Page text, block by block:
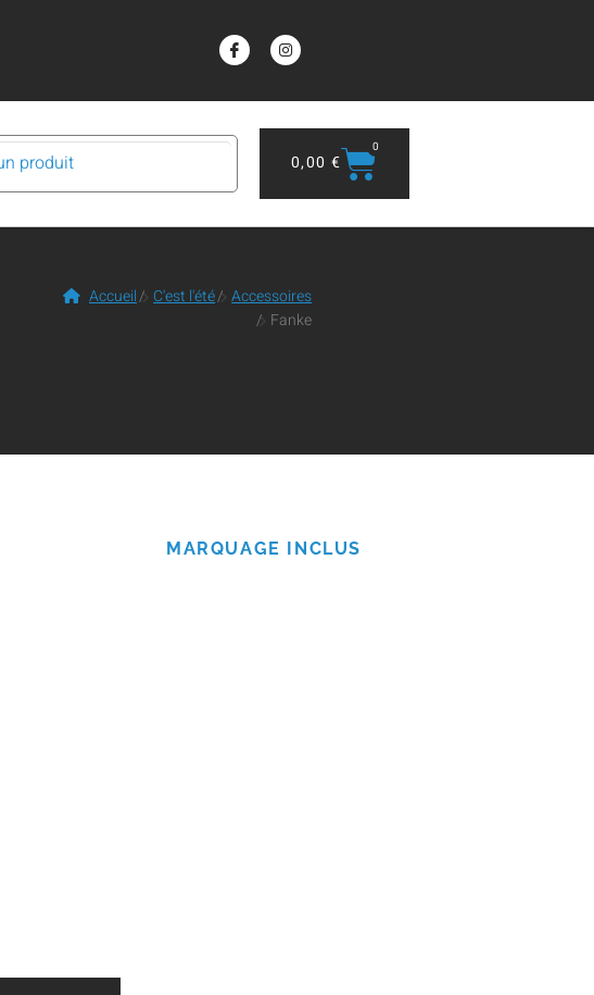
0,00 €
0
Accueil/ C'est l'été/ Accessoires
/ Fanke
MARQUAGE INCLUS